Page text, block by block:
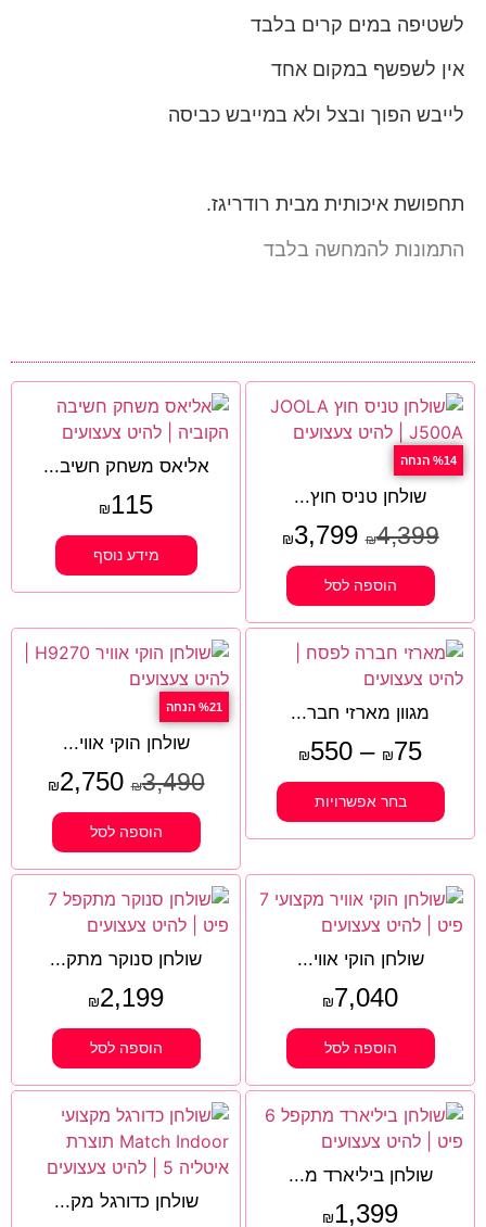
לשטיפה במים קרים בלבד
אין לשפשף במקום אחד
לייבש הפוך ובצל ולא במייבש כביסה
תחפושת איכותית מבית רודריגז.
התמונות להמחשה בלבד
%14 הנחה
שולחן טניס חוץ...
₪4,399
₪3,799
הוספה לסל
אליאס משחק חשיב...
₪115
מידע נוסף
מגוון מארזי חבר...
₪75
–
₪550
בחר אפשרויות
%21 הנחה
שולחן הוקי אווי...
₪3,490
₪2,750
הוספה לסל
שולחן הוקי אווי...
₪7,040
הוספה לסל
שולחן סנוקר מתק...
₪2,199
הוספה לסל
שולחן ביליארד מ...
₪1,399 שולחן כדורגל מק...